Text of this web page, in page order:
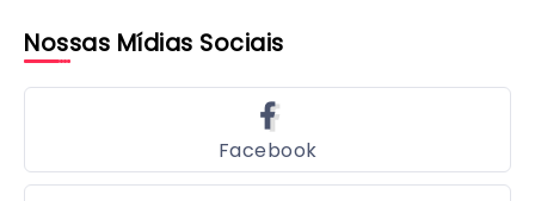
Nossas Mídias Sociais
Facebook